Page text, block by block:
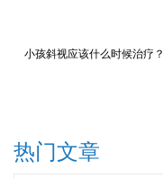
小孩斜视应该什么时候治疗？
热门文章